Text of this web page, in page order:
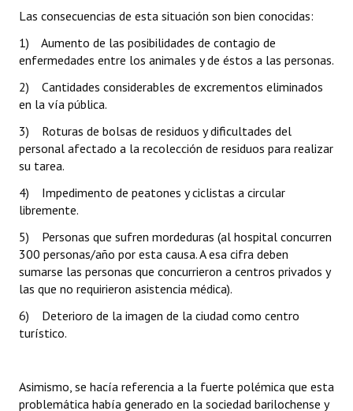
Las consecuencias de esta situación son bien conocidas:
1) Aumento de las posibilidades de contagio de
enfermedades entre los animales y de éstos a las personas.
2) Cantidades considerables de excrementos eliminados
en la vía pública.
3) Roturas de bolsas de residuos y dificultades del
personal afectado a la recolección de residuos para realizar
su tarea.
4) Impedimento de peatones y ciclistas a circular
libremente.
5) Personas que sufren mordeduras (al hospital concurren
300 personas/año por esta causa. A esa cifra deben
sumarse las personas que concurrieron a centros privados y
las que no requirieron asistencia médica).
6) Deterioro de la imagen de la ciudad como centro
turístico.
Asimismo, se hacía referencia a la fuerte polémica que esta
problemática había generado en la sociedad barilochense y